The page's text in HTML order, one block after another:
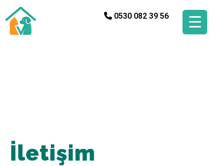
0530 082 39 56 ☰
İletişim